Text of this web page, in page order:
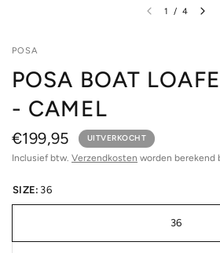
1 / 4
POSA
POSA BOAT
- CAMEL
€199,95 UITVERKOCHT
Inclusief btw. Verzendkosten worden berekend
SIZE: 36
36